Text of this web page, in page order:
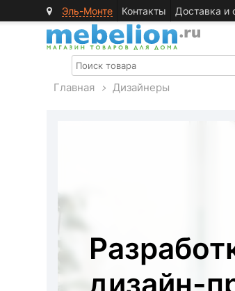
Эль-Монте Контакты Доставка и
Главная > Дизайнеры
дизайн-